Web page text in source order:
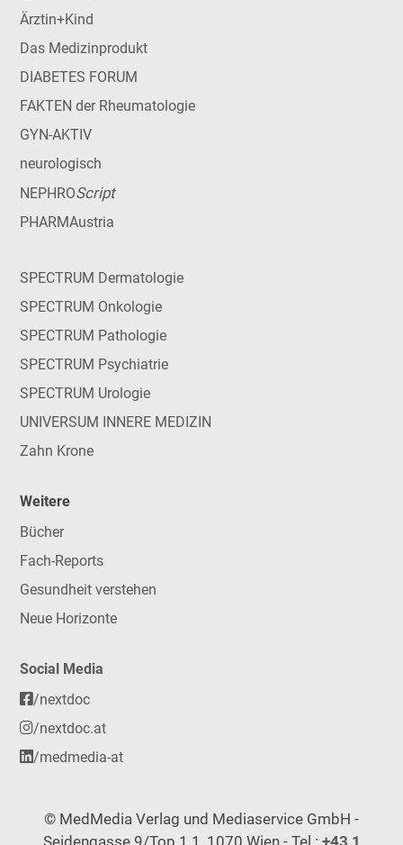
Ärztin+Kind
Das Medizinprodukt
DIABETES FORUM
FAKTEN der Rheumatologie
GYN-AKTIV
neurologisch
NEPHROScript
PHARMAustria
SPECTRUM Dermatologie
SPECTRUM Onkologie
SPECTRUM Pathologie
SPECTRUM Psychiatrie
SPECTRUM Urologie
UNIVERSUM INNERE MEDIZIN
Zahn Krone
Weitere
Bücher
Fach-Reports
Gesundheit verstehen
Neue Horizonte
Social Media
/nextdoc
/nextdoc.at
/medmedia-at
© MedMedia Verlag und Mediaservice GmbH -